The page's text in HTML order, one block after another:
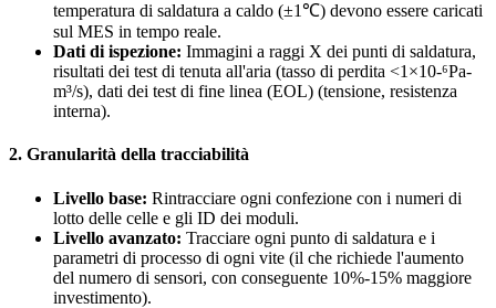
temperatura di saldatura a caldo (±1℃) devono essere caricati
sul MES in tempo reale.
Dati di ispezione: Immagini a raggi X dei punti di saldatura,
risultati dei test di tenuta all'aria (tasso di perdita <1×10-⁶Pa-
m³/s), dati dei test di fine linea (EOL) (tensione, resistenza
interna).
2. Granularità della tracciabilità
Livello base: Rintracciare ogni confezione con i numeri di
lotto delle celle e gli ID dei moduli.
Livello avanzato: Tracciare ogni punto di saldatura e i
parametri di processo di ogni vite (il che richiede l'aumento
del numero di sensori, con conseguente 10%-15% maggiore
investimento).